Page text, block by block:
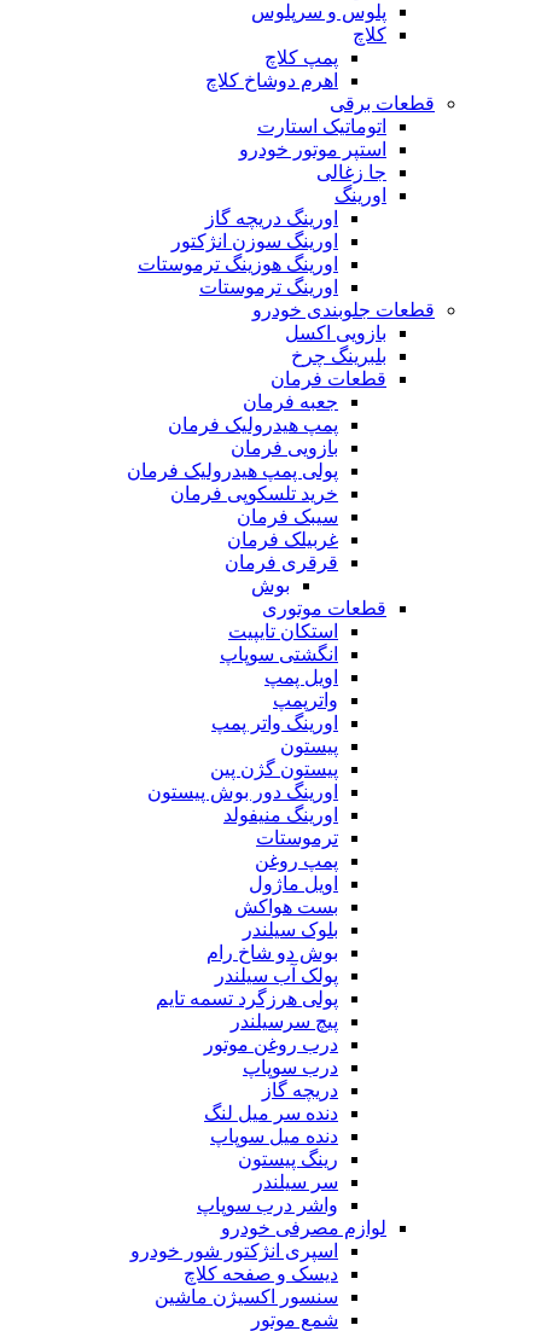
پلوس و سرپلوس
کلاچ
پمپ کلاچ
اهرم دوشاخ کلاچ
قطعات برقی
اتوماتیک استارت
استپر موتور خودرو
جا زغالی
اورینگ
اورینگ دریچه گاز
اورینگ سوزن انژکتور
اورینگ هوزینگ ترموستات
اورینگ ترموستات
قطعات جلوبندی خودرو
بازویی اکسل
بلبرینگ چرخ
قطعات فرمان
جعبه فرمان
پمپ هیدرولیک فرمان
بازویی فرمان
پولی پمپ هیدرولیک فرمان
خرید تلسکوپی فرمان
سیبک فرمان
غربیلک فرمان
قرقری فرمان
بوش
قطعات موتوری
استکان تایپیت
انگشتی سوپاپ
اویل پمپ
واترپمپ
اورینگ واتر پمپ
پیستون
پیستون گژن پین
اورینگ دور بوش پیستون
اورینگ منیفولد
ترموستات
پمپ روغن
اویل ماژول
بست هواکش
بلوک سیلندر
بوش دو شاخ رام
پولک آب سیلندر
پولی هرزگرد تسمه تایم
پیچ سرسیلندر
درب روغن موتور
درب سوپاپ
دریچه گاز
دنده سر میل لنگ
دنده میل سوپاپ
رینگ پیستون
سر سیلندر
واشر درب سوپاپ
لوازم مصرفی خودرو
اسپری انژکتور شور خودرو
دیسک و صفحه کلاچ
سنسور اکسیژن ماشین
شمع موتور